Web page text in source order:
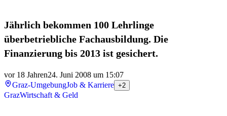
Jährlich bekommen 100 Lehrlinge
überbetriebliche Fachausbildung. Die
Finanzierung bis 2013 ist gesichert.
vor 18 Jahren24. Juni 2008 um 15:07
Graz-UmgebungJob & Karriere +2
GrazWirtschaft & Geld